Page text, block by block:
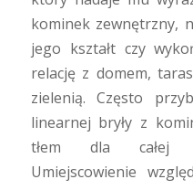
kominek zewnętrzny,
jego kształt czy
relację z domem,
zielenią. Często
linearnej bryły z
tłem dla całej
Umiejscowienie